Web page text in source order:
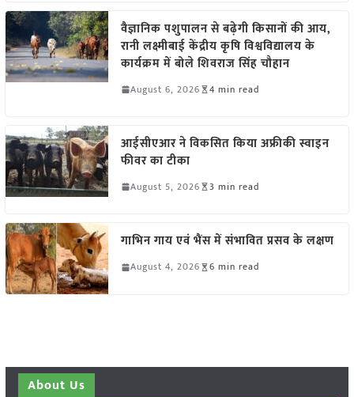
वैज्ञानिक पशुपालन से बढ़ेगी किसानों की आय,
रानी लक्ष्मीबाई केंद्रीय कृषि विश्वविद्यालय के
कार्यक्रम में बोले शिवराज सिंह चौहान
August 6, 2026 4 min read
आईसीएआर ने विकसित किया अफ्रीकी स्वाइन
फीवर का टीका
August 5, 2026 3 min read
गाभिन गाय एवं भैंस में संभावित प्रसव के लक्षण
August 4, 2026 6 min read
About Us